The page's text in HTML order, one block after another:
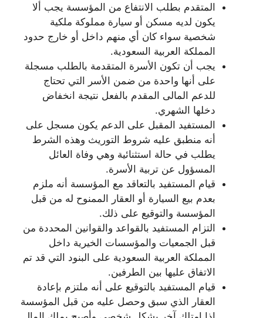
المتقدم بطلب الانتفاع من المؤسسة يجب ألا
يكون لديه مسكن أو سيارة مملوكة ملكية
شخصية سواء كان أي منهم داخل أو خارج حدود
المملكة العربية السعودية.
يجب أن تكون الأسرة المتقدمة بالطلب مسجلة
على أنها واحدة من ضمن الأسر التي تحتاج
للدعم المالى المقدم بالفعل نتيجة انخفاض
دخلها الشهري.
المستفيد المقبل على الدعم يكون مسجل على
أنه منطبق عليه شروط التوريث وهذه الشرط
يطلب في حالة استثنائية وهي وفاة العائل
المسؤول عن تربية الأسرة.
قيام المستفيد بالتعاقد مع المؤسسة أنه ملزم
بعدم بيع السيارة أو العقار الممنوح له من قبل
المؤسسة والتوقيع على ذلك.
التزام المستفيد بالقواعد والقوانين المحددة من
قبل الجمعيات والمؤسسات الخيرية داخل
المملكة العربية السعودية على البنود التي قد تم
الاتفاق عليها بين الطرفين.
قيام المستفيد بالتوقيع على أنه ملتزم بإعادة
العقار الذي سبق وحصل عليه من قبل المؤسسة